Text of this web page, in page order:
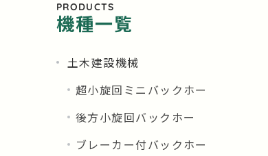
PRODUCTS
機種一覧
土木建設機械
超小旋回ミニバックホー
後方小旋回バックホー
ブレーカー付バックホー